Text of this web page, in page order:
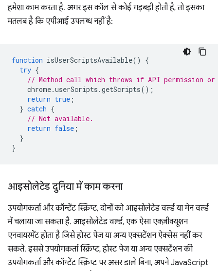
हमेशा काम करता है. अगर इस कॉल से कोई गड़बड़ी होती है, तो इसका
मतलब है कि एपीआई उपलब्ध नहीं है:
function isUserScriptsAvailable()
{
try {
// Method call which throws if API permission
chrome.userScripts .getScripts();
return true ;
} catch {
// Not available.
return false ;
}
}
आइसोलेटेड दुनिया में काम करना
उपयोगकर्ता और कॉन्टेंट स्क्रिप्ट, दोनों को आइसोलेटेड वर्ल्ड या मेन वर्ल्ड
में चलाया जा सकता है. आइसोलेटेड वर्ल्ड, एक ऐसा एक्ज़ीक्यूशन
एनवायरमेंट होता है जिसे होस्ट पेज या अन्य एक्सटेंशन ऐक्सेस नहीं कर
सकते. इससे उपयोगकर्ता स्क्रिप्ट, होस्ट पेज या अन्य एक्सटेंशन की
उपयोगकर्ता और कॉन्टेंट स्क्रिप्ट पर असर डाले बिना, अपने JavaScript